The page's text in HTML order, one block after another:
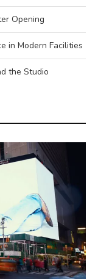
Opening
in Modern Facilities
the Studio